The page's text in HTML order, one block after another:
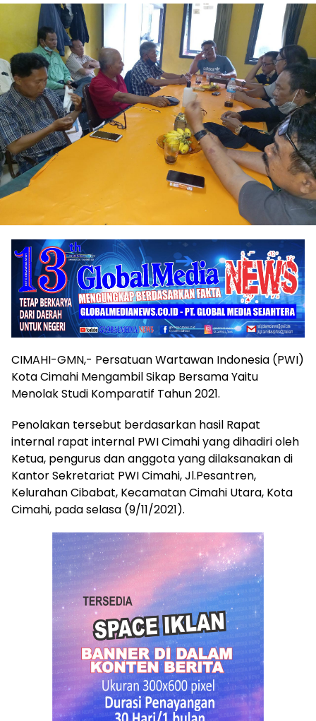
CIMAHI-GMN,- Persatuan Wartawan Indonesia (PWI)
Kota Cimahi Mengambil Sikap Bersama Yaitu
Menolak Studi Komparatif Tahun 2021.
Penolakan tersebut berdasarkan hasil Rapat
internal rapat internal PWI Cimahi yang dihadiri oleh
Ketua, pengurus dan anggota yang dilaksanakan di
Kantor Sekretariat PWI Cimahi, Jl.Pesantren,
Kelurahan Cibabat, Kecamatan Cimahi Utara, Kota
Cimahi, pada selasa (9/11/2021).